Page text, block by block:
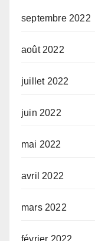
septembre 2022
août 2022
juillet 2022
juin 2022
mai 2022
avril 2022
mars 2022
février 2022